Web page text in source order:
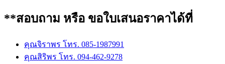
**สอบถาม หรือ ขอใบเสนอราคาได้ที่
คุณจิราพร โทร. 085-1987991
คุณสิริพร โทร. 094-462-9278